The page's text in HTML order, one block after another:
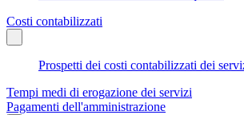
Costi contabilizzati
Prospetti dei costi contabilizzati dei
Tempi medi di erogazione dei servizi
Pagamenti dell'amministrazione